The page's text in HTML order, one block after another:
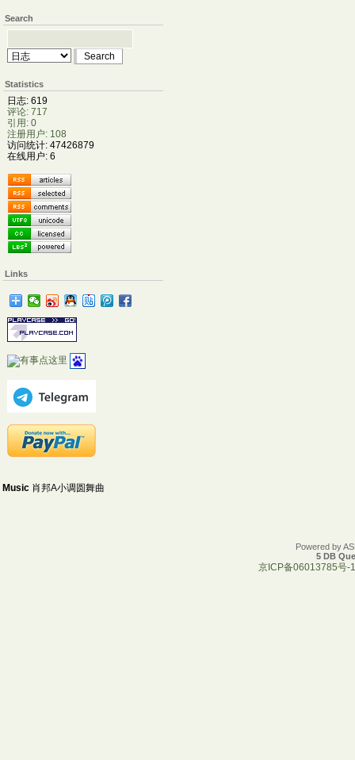
Search
Statistics
日志: 619
评论: 717
引用: 0
注册用户: 108
访问统计: 47426879
在线用户: 6
Links
Music 肖邦A小调圆舞曲
Powered by
5 DB
京ICP备06013785号-1